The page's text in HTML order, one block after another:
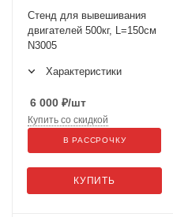
Стенд для вывешивания
двигателей 500кг, L=150см
N3005
Характеристики
6 000 ₽/шт
КУПИТЬ
Купить со скидкой
В РАССРОЧКУ